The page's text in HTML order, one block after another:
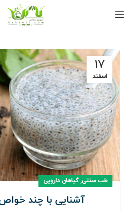
۱۷
اسفند
طب سنتی,گیاهان دارویی
آشنایی با چند